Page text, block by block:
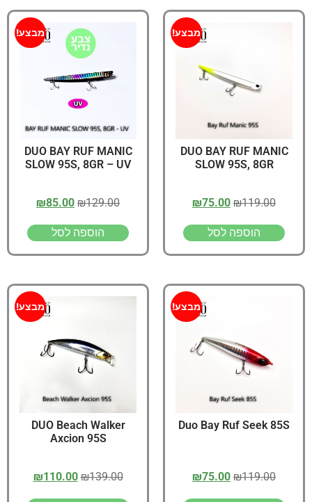
מבצע!
DUO BAY RUF MANIC
SLOW 95S, 8GR
₪119.00
₪75.00
הוספה לסל
מבצע!
DUO BAY RUF MANIC
SLOW 95S, 8GR – UV
₪129.00
₪85.00
הוספה לסל
מבצע!
Duo Bay Ruf Seek 85S
₪119.00
₪75.00
מבצע!
DUO Beach Walker
Axcion 95S
₪139.00
₪110.00